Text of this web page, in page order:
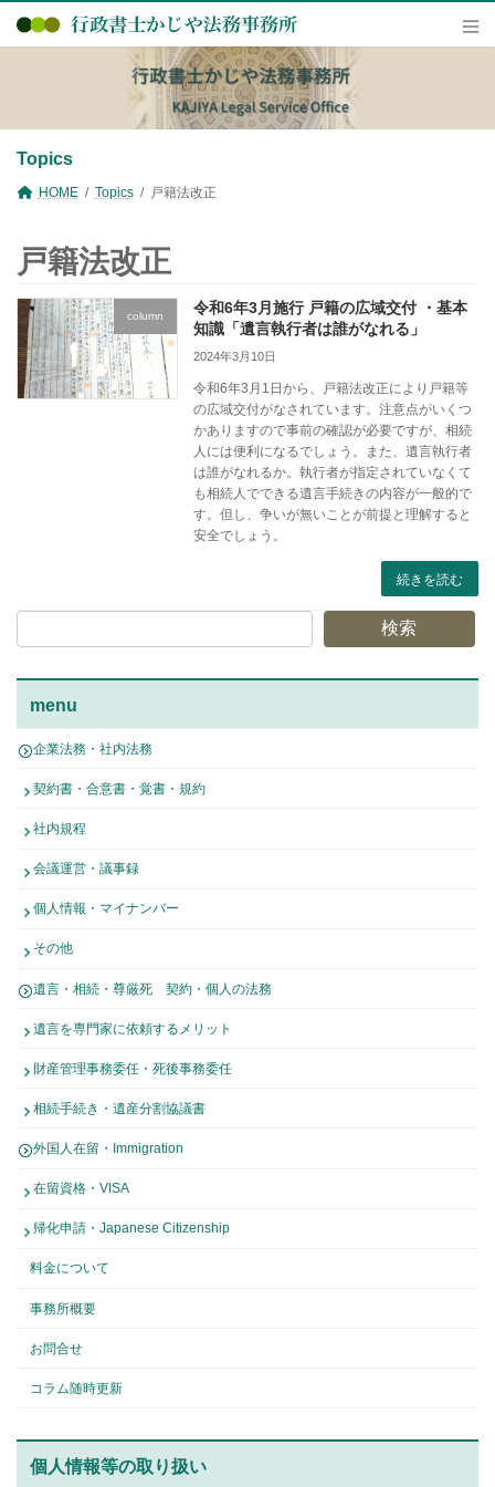
テ
ス
ゲ
ン
Topics
HOME Topics 戸籍法改正
戸籍法改正
column
令和6年3月施行 戸籍の広域交付 ・基本
知識「遺言執行者は誰がなれる」
2024年3月10日
令和6年3月1日から、戸籍法改正により戸籍等
の広域交付がなされています。注意点がいくつ
かありますので事前の確認が必要ですが、相続
人には便利になるでしょう。また、遺言執行者
は誰がなれるか。執行者が指定されていなくて
も相続人でできる遺言手続きの内容が一般的で
す。但し、争いが無いことが前提と理解すると
安全でしょう。
続きを読む
検索
menu
企業法務・社内法務
契約書・合意書・覚書・規約
社内規程
会議運営・議事録
個人情報・マイナンバー
その他
遺言・相続・尊厳死 契約・個人の法務
遺言を専門家に依頼するメリット
財産管理事務委任・死後事務委任
相続手続き・遺産分割協議書
外国人在留・Immigration
在留資格・VISA
帰化申請・Japanese Citizenship
料金について
事務所概要
お問合せ
コラム随時更新
個人情報等の取り扱い